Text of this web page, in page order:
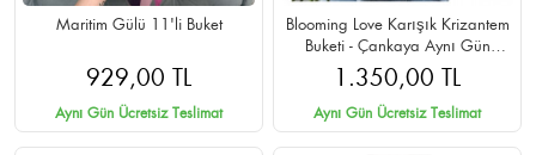
Maritim Gülü 11'li Buket
929,00 TL
Aynı Gün Ücretsiz Teslimat
Blooming Love Karışık Krizantem
Buketi - Çankaya Aynı Gün
Teslimat
1.350,00 TL
Aynı Gün Ücretsiz Teslimat